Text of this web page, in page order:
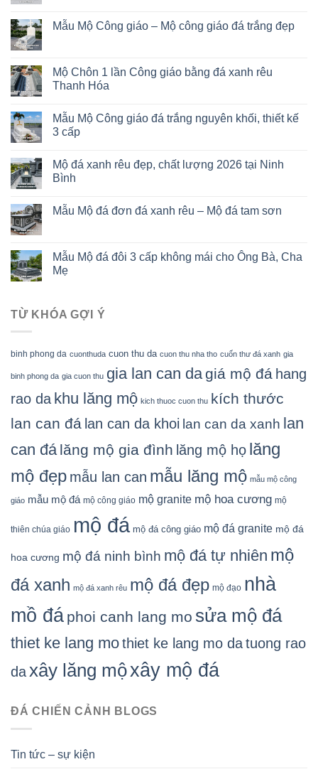
Mẫu Mộ Công giáo – Mộ công giáo đá trắng đẹp
Mộ Chôn 1 lần Công giáo bằng đá xanh rêu
Thanh Hóa
Mẫu Mộ Công giáo đá trắng nguyên khối, thiết kế
3 cấp
Mộ đá xanh rêu đẹp, chất lượng 2026 tại Ninh
Bình
Mẫu Mộ đá đơn đá xanh rêu – Mộ đá tam sơn
Mẫu Mộ đá đôi 3 cấp không mái cho Ông Bà, Cha
Mẹ
TỪ KHÓA GỢI Ý
binh phong da cuonthuda cuon thu da cuon thu nha tho cuốn thư đá xanh gia
binh phong da gia cuon thu gia lan can dagiá mộ đá hang
rao da khu lăng mộ kich thuoc cuon thu kích thước
lan can đá lan can da khoi lan can da xanh lan
can đá lăng mộ gia đình lăng mộ họ lăng
mộ đẹp mẫu lan can mẫu lăng mộ mẫu mộ công
giáo mẫu mộ đá mộ công giáo mộ granite mộ hoa cương mộ
thiên chúa giáo mộ đá mộ đá công giáo mộ đá granite mộ đá
hoa cương mộ đá ninh bình mộ đá tự nhiên mộ
đá xanh mộ đá xanh rêu mộ đá đẹp mộ đạo nhà
mồ đá phoi canh lang mo sửa mộ đá
thiet ke lang mothiet ke lang mo datuong rao
daxây lăng mộxây mộ đá
ĐÁ CHIẾN CẢNH BLOGS
Tin tức – sự kiện